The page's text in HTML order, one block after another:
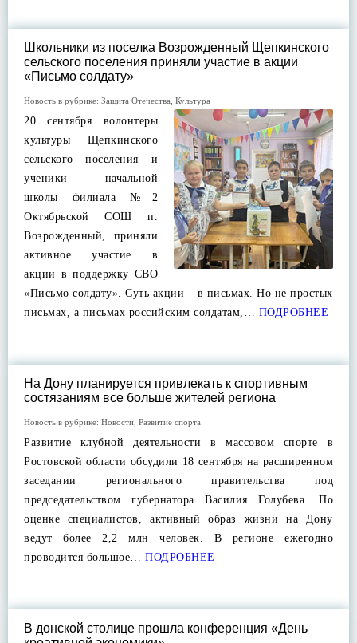
Школьники из поселка Возрожденный Щепкинского
сельского поселения приняли участие в акции
«Письмо солдату»
Новость в рубрике: Защита Отечества Культура
20 сентября волонтеры
культуры Щепкинского
сельского поселения и
ученики начальной
школы филиала №2
Октябрьской СОШ п.
Возрожденный, приняли
активное участие в
акции в поддержку СВО
«Письмо солдату». Суть акции – в письмах. Но не простых
письмах, а письмах российским солдатам,… ПОДРОБНЕЕ
На Дону планируется привлекать к спортивным
состязаниям все больше жителей региона
Новость в рубрике: Новости Развитие спорта
Развитие клубной деятельности в массовом спорте в
Ростовской области обсудили 18 сентября на расширенном
заседании регионального правительства под
председательством губернатора Василия Голубева. По
оценке специалистов, активный образ жизни на Дону
ведут более 2,2 млн человек. В регионе ежегодно
проводится большое… ПОДРОБНЕЕ
В донской столице прошла конференция «День